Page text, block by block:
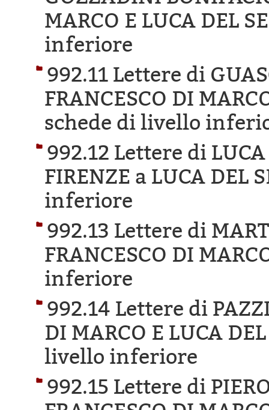
MARCO E LUCA DEL
inferiore
992.11 Lettere di
FRANCESCO DI
schede di livello
992.12 Lettere di
FIRENZE a LUCA DEL
inferiore
992.13 Lettere di
FRANCESCO DI
inferiore
992.14 Lettere di
DI MARCO E LUCA
livello inferiore
992.15 Lettere di